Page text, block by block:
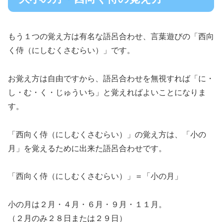
もう１つの覚え方は有名な語呂合わせ、言葉遊びの「西向
く侍（にしむくさむらい）」です。
お覚え方は自由ですから、語呂合わせを無視すれば「に・
し・む・く・じゅういち」と覚えればよいことになりま
す。
「西向く侍（にしむくさむらい）」の覚え方は、「小の
月」を覚えるために出来た語呂合わせです。
「西向く侍（にしむくさむらい）」＝「小の月」
小の月は２月・４月・６月・９月・１１月。
（２月のみ２８日または２９日）